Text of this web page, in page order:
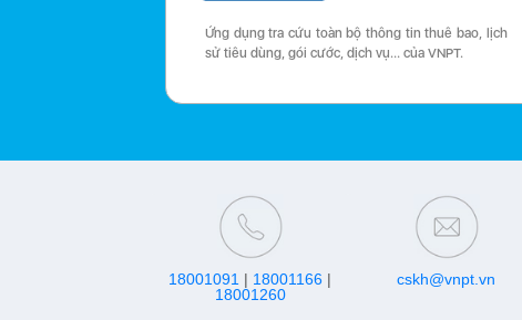
Ứng dụng tra cứu toàn bộ thông tin thuê bao, lịch
sử tiêu dùng, gói cước, dịch vụ… của VNPT.
18001091 | 18001166 |
18001260
cskh@vnpt.vn